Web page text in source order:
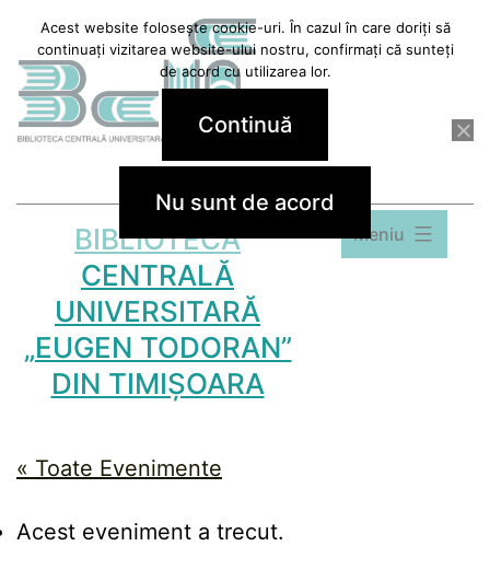
conținut
BIBLIOTECA
CENTRALĂ
UNIVERSITARĂ
„EUGEN TODORAN”
DIN TIMIȘOARA
Meniu
« Toate Evenimente
Acest eveniment a trecut.
Acest website folosește cookie-uri. În cazul în care doriți să
continuați vizitarea website-ului nostru, confirmați că sunteți
de acord cu utilizarea lor.
Continuă
Nu sunt de acord